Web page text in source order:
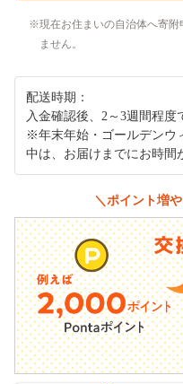
現在お住まいの自治体へ寄
ません。
配送時期：
入金確認後、2～3週間程度
※年末年始・ゴールデンウ
中は、お届けまでにお時間
＼ポイント増